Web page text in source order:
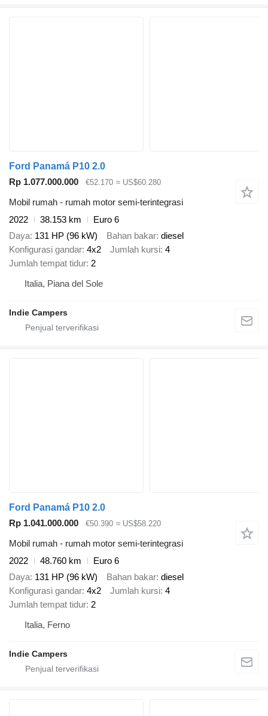
Ford Panamá P10 2.0
Rp 1.077.000.000
€52.170 ≈ US$60.280
Mobil rumah - rumah motor semi-terintegrasi
2022
38.153 km
Euro 6
Daya 131 HP (96 kW) Bahan bakar diesel
Konfigurasi gandar 4x2 Jumlah kursi 4
Jumlah tempat tidur 2
Italia, Piana del Sole
Indie Campers
Ford Panamá P10 2.0
Rp 1.041.000.000
€50.390 ≈ US$58.220
Mobil rumah - rumah motor semi-terintegrasi
2022
48.760 km
Euro 6
Daya 131 HP (96 kW) Bahan bakar diesel
Konfigurasi gandar 4x2 Jumlah kursi 4
Jumlah tempat tidur 2
Italia, Ferno
Indie Campers